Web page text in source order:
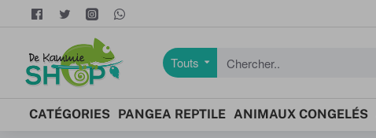
Touts
Chercher..
CATÉGORIES PANGEA REPTILE ANIMAUX CONGELÉS